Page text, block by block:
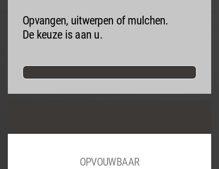
Opvangen, uitwerpen of mulchen.
De keuze is aan u.
OPVOUWBAAR